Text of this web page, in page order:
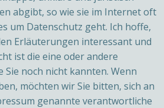
abgibt, so wie sie im Internet oft
um Datenschutz geht. Ich hoffe,
Erläuterungen interessant und
ist die eine oder andere
noch nicht kannten. Wenn
möchten wir Sie bitten, sich an
genannte verantwortliche